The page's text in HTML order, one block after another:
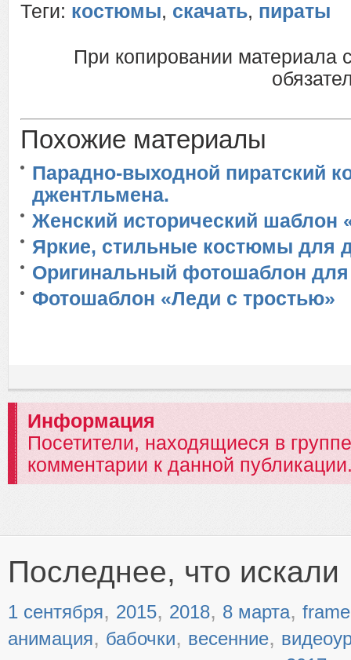
Теги: костюмы, скачать, пираты
При копировании материала
Похожие материалы
Парадно-выходной пиратский
джентльмена.
Женский исторический шаблон
Яркие, стильные костюмы для
Оригинальный фотошаблон
Фотошаблон «Леди с тростью»
Информация
Посетители, находящиеся в
комментарии к данной
Последнее, что искали
1 сентября, 2015, 2018, 8 марта, frame
анимация, бабочки, весенние,